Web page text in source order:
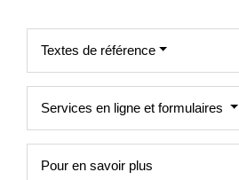
Textes de référence
Services en ligne et formulaires
Pour en savoir plus